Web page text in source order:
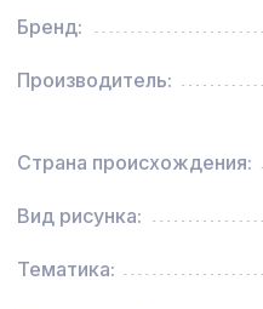
ХДФ, белая
Экран для
1200х600мм,
Натуральные
Бренд:
Производитель:
Страна происхождения:
Вид рисунка:
Тематика: